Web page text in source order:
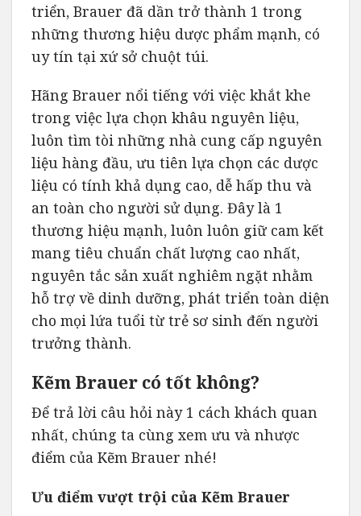
triển, Brauer đã dần trở thành 1 trong
những thương hiệu dược phẩm mạnh, có
uy tín tại xứ sở chuột túi.
Hãng Brauer nổi tiếng với việc khắt khe
trong việc lựa chọn khâu nguyên liệu,
luôn tìm tòi những nhà cung cấp nguyên
liệu hàng đầu, ưu tiên lựa chọn các dược
liệu có tính khả dụng cao, dễ hấp thu và
an toàn cho người sử dụng. Đây là 1
thương hiệu mạnh, luôn luôn giữ cam kết
mang tiêu chuẩn chất lượng cao nhất,
nguyên tắc sản xuất nghiêm ngặt nhằm
hỗ trợ về dinh dưỡng, phát triển toàn diện
cho mọi lứa tuổi từ trẻ sơ sinh đến người
trưởng thành.
Kẽm Brauer có tốt không?
Để trả lời câu hỏi này 1 cách khách quan
nhất, chúng ta cùng xem ưu và nhược
điểm của Kẽm Brauer nhé!
Ưu điểm vượt trội của Kẽm Brauer